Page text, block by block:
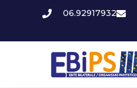
06.92917932